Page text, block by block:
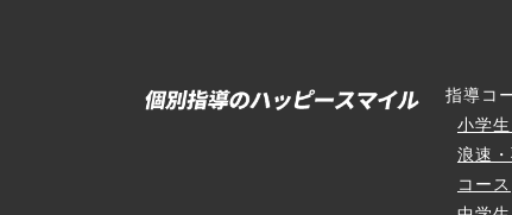
指導コ
小学
浪速
コース